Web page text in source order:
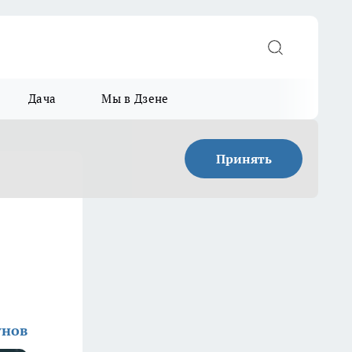
Дача Мы в Дзене
Принять